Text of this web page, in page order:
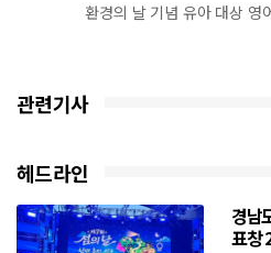
환경의 날 기념 유아 대상 영
관련기사
헤드라인
경남
표창